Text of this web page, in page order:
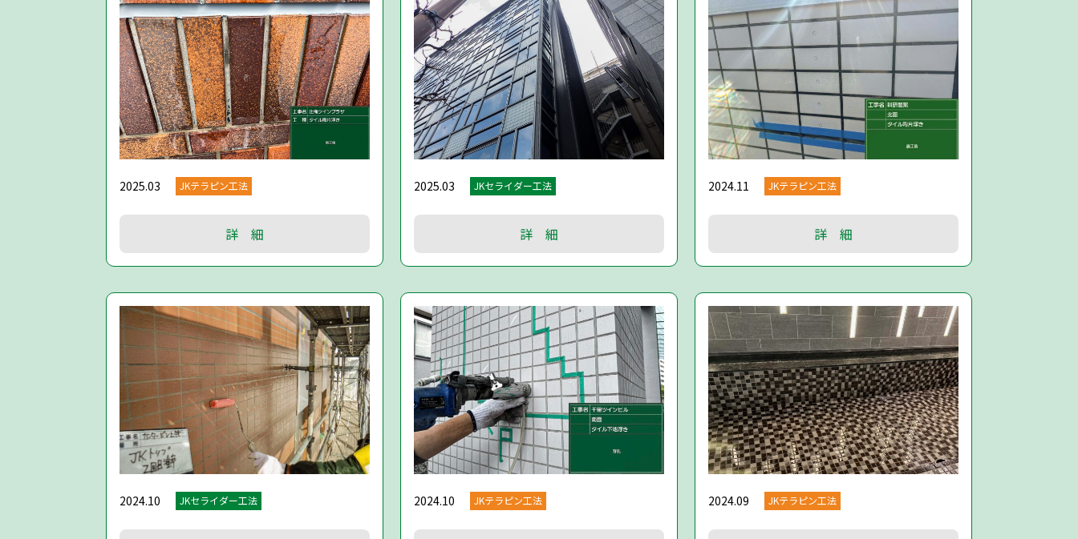
2025.03 JKテラピン工法
詳 細
2025.03 JKセライダー工法
詳 細
2024.11 JKテラピン工法
詳 細
2024.10 JKセライダー工法 2024.10 JKテラピン工法 2024.09 JKテラピン工法